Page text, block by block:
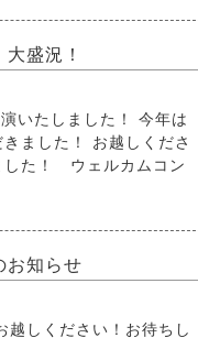
盛況！
いたしました！ 今年は
ました！ お越しくださ
した！ ウェルカムコン
お知らせ
越しください！お待ちし